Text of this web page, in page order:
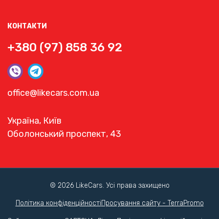
КОНТАКТИ
+380 (97) 858 36 92
office@likecars.com.ua
Україна, Київ
Оболонський проспект, 43
© 2026 LikeCars. Усі права захищено
Політика конфіденційностіПросування сайту - TerraPromo